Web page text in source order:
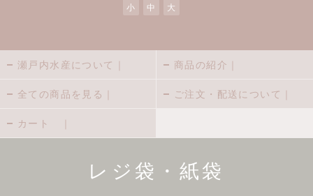
小 中 大
瀬戸内水産について｜ 商品の紹介｜
全ての商品を見る｜ ご注文・配送について｜
カート ｜
レジ袋・紙袋